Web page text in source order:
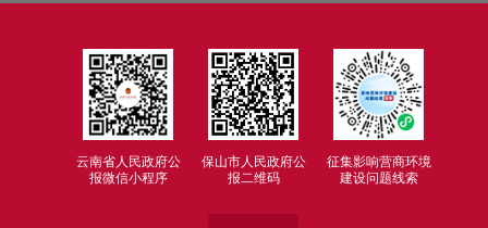
云南省人民政府公
报微信小程序
保山市人民政府公
报二维码
征集影响营商环境
建设问题线索